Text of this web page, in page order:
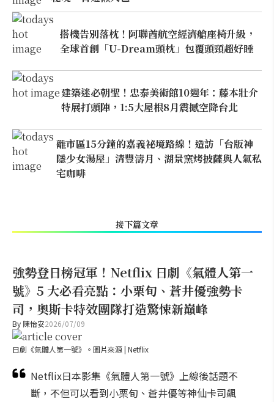
搭機告別落枕！阿聯酋航空經濟艙座椅升級，
全球首創「U-Dream頭枕」包覆頭頸超好睡
建築迷必朝聖！忠泰美術館10週年：藤本壯介
特展打頭陣，1:5大屋根8月震撼空降台北
離市區15分鐘的嘉義祕境路線！造訪「台版神
隱少女湯屋」清豐濤月、湖景窯烤披薩與人氣私
宅咖啡
接下篇文章
強勢登日榜冠軍！Netflix 日劇《氣體人第一
號》5 大必看亮點：小栗旬、蒼井優強勢卡
司，奧斯卡特效團隊打造驚悚新巔峰
By 陳怡安2026/07/09
日劇《氣體人第一號》。圖片來源 | Netflix
Netflix日本影集《氣體人第一號》上線後話題不
斷，不但可以看到小栗旬、蒼井優等神仙卡司飆